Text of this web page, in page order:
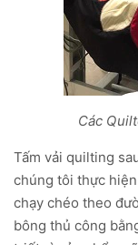
Các
Tấm vải quilting
chúng tôi thực
chạy chéo theo
bông thủ công